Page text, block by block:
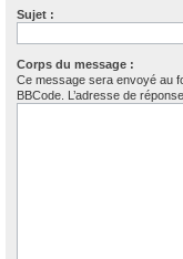
Sujet :
Corps du message :
Ce message sera envoyé au
BBCode. L’adresse de